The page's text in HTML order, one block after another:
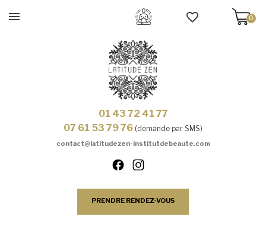
0
01 43 72 41 77
07 61 53 79 76 (demande par SMS)
contact@latitudezen-institutdebeaute.com
PRENDRE RENDEZ-VOUS